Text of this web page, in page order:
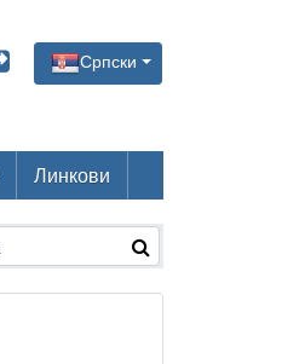
Српски
Линкови